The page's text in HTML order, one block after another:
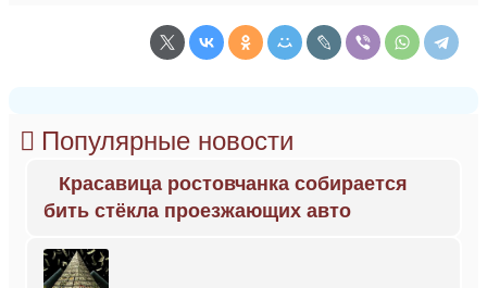
Популярные новости
Красавица ростовчанка собирается
бить стёкла проезжающих авто